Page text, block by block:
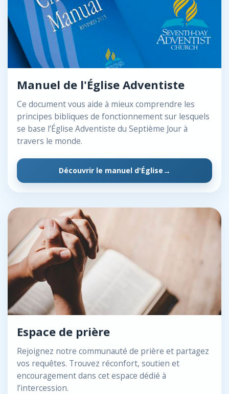
Manuel de l'Église Adventiste
Ce document vous aide à mieux comprendre les
principes bibliques de fonctionnement sur lesquels
se base l’Église Adventiste du Septième Jour à
travers le monde.
Découvrir le manuel d'Église
Espace de prière
Rejoignez notre communauté de prière et partagez
vos requêtes. Trouvez réconfort, soutien et
encouragement dans cet espace dédié à
l’intercession.